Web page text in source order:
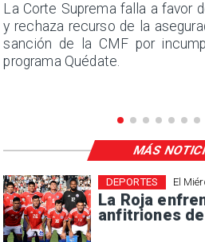
La Corte Suprema falla a favor
y rechaza recurso de la
sanción de la CMF por
programa Quédate.
El
La Roja
anfitriones
DEPORTES
MÁS